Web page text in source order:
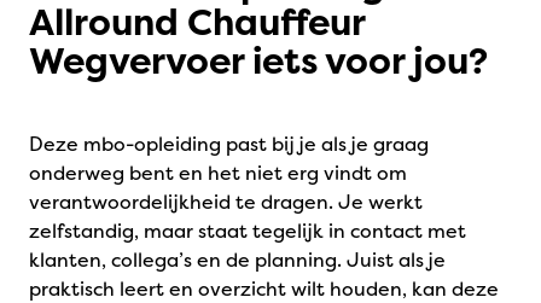
Allround Chauffeur
Wegvervoer iets voor jou?
Deze mbo-opleiding past bij je als je graag
onderweg bent en het niet erg vindt om
verantwoordelijkheid te dragen. Je werkt
zelfstandig, maar staat tegelijk in contact met
klanten, collega’s en de planning. Juist als je
praktisch leert en overzicht wilt houden, kan deze